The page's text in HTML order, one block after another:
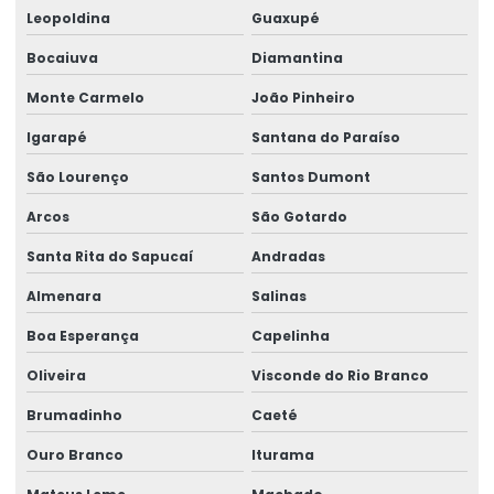
Peças sobressalentes para pontes rolantes
Peças para talha elétrica
Pontes rolante e talhas para ambientes perigosos
Projetos especiais em pontes rolantes
Projetos especiais em talhas elétricas
Radio controle para ponte rolante
Reforma de caminho de rolamento
Reforma De Equipamentos De Movimentação De Cargas
Reforma De Talhas Elétricas
Leopoldina Guaxupé
Bocaiuva Diamantina
Monte Carmelo João Pinheiro
Igarapé Santana do Paraíso
São Lourenço Santos Dumont
Arcos São Gotardo
Santa Rita do Sapucaí Andradas
Almenara Salinas
Boa Esperança Capelinha
Oliveira Visconde do Rio Branco
Brumadinho Caeté
Ouro Branco Iturama